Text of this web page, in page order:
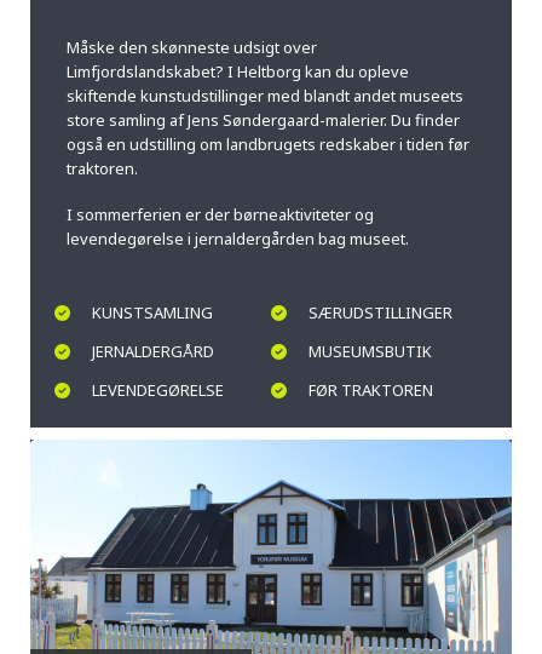
Måske den skønneste udsigt over
Limfjordslandskabet? I Heltborg kan du opleve
skiftende kunstudstillinger med blandt andet museets
store samling af Jens Søndergaard-malerier. Du finder
også en udstilling om landbrugets redskaber i tiden før
traktoren.
I sommerferien er der børneaktiviteter og
levendegørelse i jernaldergården bag museet.
KUNSTSAMLING
SÆRUDSTILLINGER
JERNALDERGÅRD
MUSEUMSBUTIK
LEVENDEGØRELSE
FØR TRAKTOREN